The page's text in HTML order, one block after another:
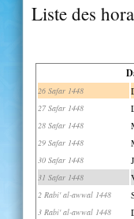
Liste des
26 Safar 1448
27 Safar 1448
28 Safar 1448
29 Safar 1448
30 Safar 1448
31 Safar 1448
2 Rabi' al-awwal 1448
3 Rabi' al-awwal 1448